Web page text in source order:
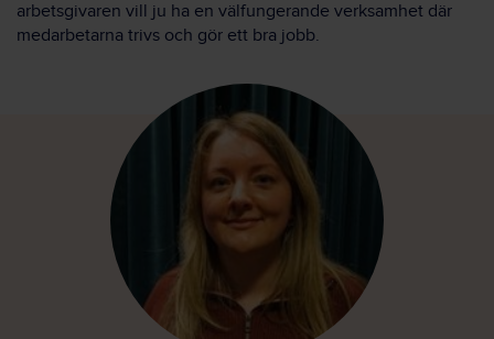
arbetsgivaren vill ju ha en välfungerande verksamhet där
medarbetarna trivs och gör ett bra jobb.